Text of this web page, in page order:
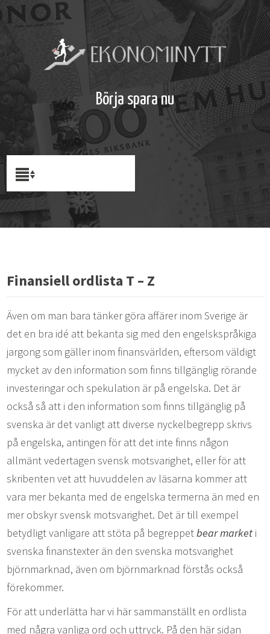
Börja spara nu
Finansiell ordlista T – Z
Även om man bara tänker göra affärer inom Sverige är
det en bra idé att bekanta sig med den engelskspråkiga
jargong som gäller inom finansvärlden, eftersom väldigt
mycket av den information som finns tillgänglig rörande
investeringar och spekulation är på engelska. Det är
också så att i den information som finns tillgänglig på
svenska är det vanligt att diverse nyckelbegrepp skrivs
på engelska, antingen för att det inte finns någon
allmänt vedertagen svensk motsvarighet, eller för att
skribenten vet att huvuddelen av läsarna kommer att
vara mer bekanta med de engelska termerna än med en
mer obskyr svensk motsvarighet. Det är till exempel
betydligt vanligare att stöta på begreppetbear market i
svenska finanstexter än den svenska motsvarighet
björnmarknad, även om björnmarknad förstås också
förekommer.
För att underlätta har vi här sammanställt en ordlista
med några vanliga ord och uttryck. På den här sidan